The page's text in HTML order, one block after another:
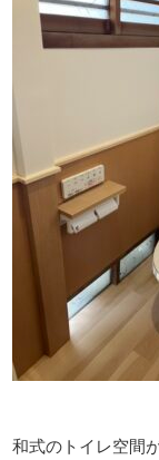
和式のトイレ空間